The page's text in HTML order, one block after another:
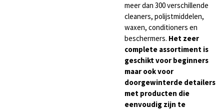
meer dan 300 verschillende
cleaners, polijstmiddelen,
waxen, conditioners en
beschermers. Het zeer
complete assortiment is
geschikt voor beginners
maar ook voor
doorgewinterde detailers
met producten die
eenvoudig zijn te